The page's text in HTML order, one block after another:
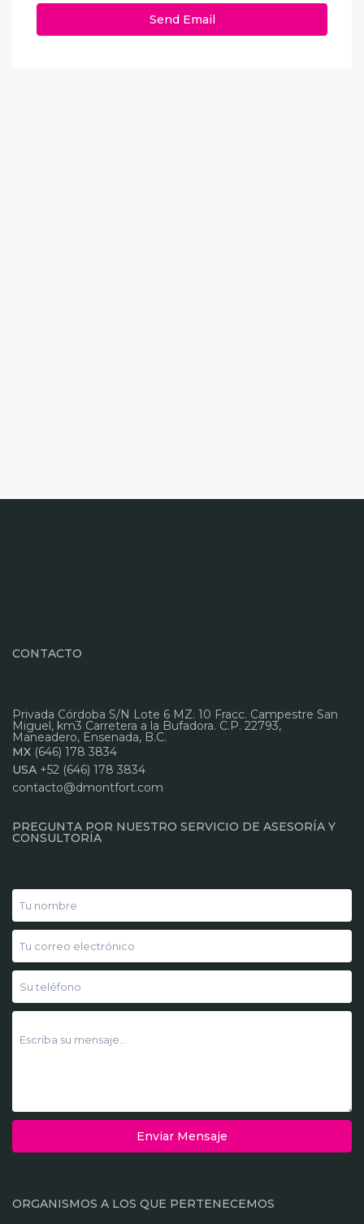
CONTACTO
Privada Córdoba S/N Lote 6 MZ. 10 Fracc. Campestre San
Miguel, km3 Carretera a la Bufadora. C.P. 22793,
Maneadero, Ensenada, B.C.
MX (646) 178 3834
USA +52 (646) 178 3834
contacto@dmontfort.com
PREGUNTA POR NUESTRO SERVICIO DE ASESORÍA Y
CONSULTORÍA
Enviar Mensaje
ORGANISMOS A LOS QUE PERTENECEMOS